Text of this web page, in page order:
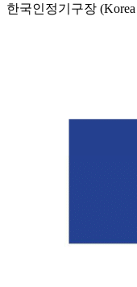
한국인정기구장 (Korea